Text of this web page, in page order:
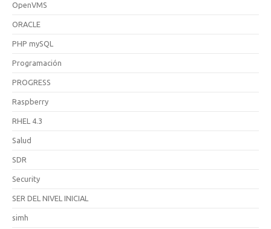
OpenVMS
ORACLE
PHP mySQL
Programación
PROGRESS
Raspberry
RHEL 4.3
Salud
SDR
Security
SER DEL NIVEL INICIAL
simh